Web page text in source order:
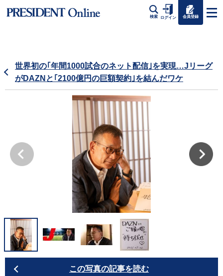
検索 ログイン 会員登録
世界初の｢年間1000試合のネット配信｣を実現…Jリーグ
がDAZNと｢2100億円の巨額契約｣を結んだワケ
この写真の記事を読む